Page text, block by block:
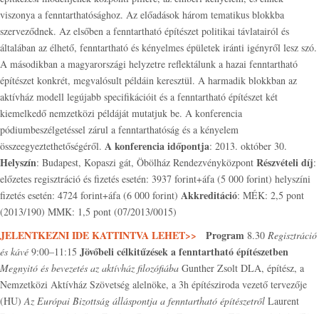
viszonya a fenntarthatósághoz. Az előadások három tematikus blokkba
szerveződnek. Az elsőben a fenntartható építészet politikai távlatairól és
általában az élhető, fenntartható és kényelmes épületek iránti igényről lesz szó.
A másodikban a magyarországi helyzetre reflektálunk a hazai fenntartható
építészet konkrét, megvalósult példáin keresztül. A harmadik blokkban az
aktívház modell legújabb specifikációit és a fenntartható építészet két
kiemelkedő nemzetközi példáját mutatjuk be. A konferencia
pódiumbeszélgetéssel zárul a fenntarthatóság és a kényelem
összeegyeztethetőségéről. A konferencia időpontja: 2013. október 30.
Helyszín: Budapest, Kopaszi gát, Öbölház Rendezvényközpont Részvételi díj:
előzetes regisztráció és fizetés esetén: 3937 forint+áfa (5 000 forint) helyszíni
fizetés esetén: 4724 forint+áfa (6 000 forint) Akkreditáció: MÉK: 2,5 pont
(2013/190) MMK: 1,5 pont (07/2013/0015)
JELENTKEZNI IDE KATTINTVA LEHET>> Program 8.30 Regisztráció
és kávé 9:00–11:15 Jövőbeli célkitűzések a fenntartható építészetben
Megnyitó és bevezetés az aktívház filozófiába Gunther Zsolt DLA, építész, a
Nemzetközi Aktívház Szövetség alelnöke, a 3h építésziroda vezető tervezője
(HU)Az Európai Bizottság álláspontja a fenntartható építészetről Laurent